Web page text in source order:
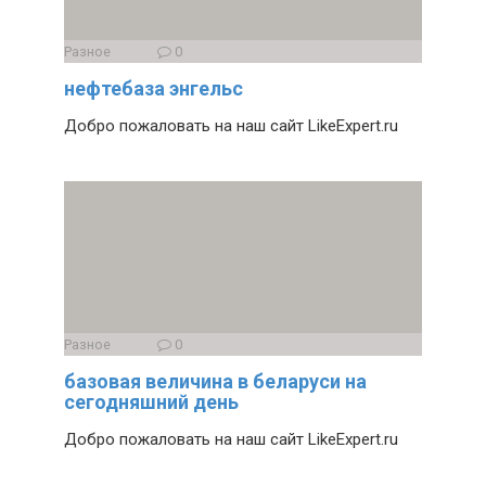
Разное 0
нефтебаза энгельс
Добро пожаловать на наш сайт LikeExpert.ru
Разное 0
базовая величина в беларуси на
сегодняшний день
Добро пожаловать на наш сайт LikeExpert.ru